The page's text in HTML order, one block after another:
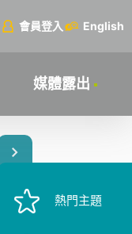
會員登入 English
媒體露出
熱門主題